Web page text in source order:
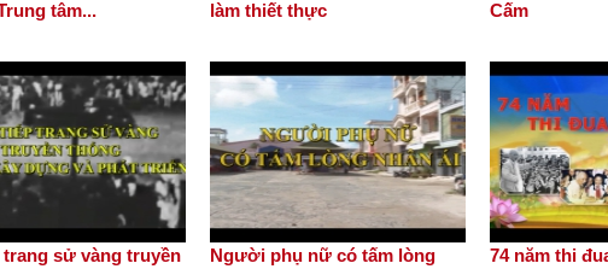
tâm...
làm thiết thực
Cấm
trang sử vàng truyền Người phụ nữ có tấm lòng 74 năm thi